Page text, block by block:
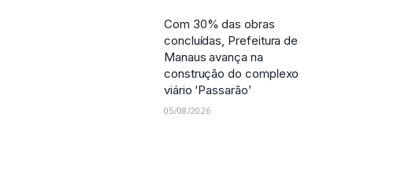
Com 30% das obras
concluídas, Prefeitura de
Manaus avança na
construção do complexo
viário ‘Passarão’